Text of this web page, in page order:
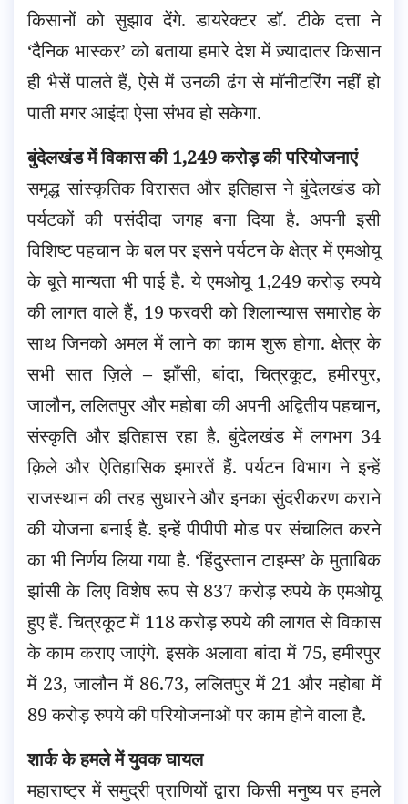
किसानों को सुझाव देंगे. डायरेक्टर डॉ. टीके दत्ता ने
‘दैनिक भास्कर’ को बताया हमारे देश में ज़्यादातर किसान
ही भैसें पालते हैं, ऐसे में उनकी ढंग से मॉनीटरिंग नहीं हो
पाती मगर आइंदा ऐसा संभव हो सकेगा.
बुंदेलखंड में विकास की 1,249 करोड़ की परियोजनाएं
समृद्ध सांस्कृतिक विरासत और इतिहास ने बुंदेलखंड को
पर्यटकों की पसंदीदा जगह बना दिया है. अपनी इसी
विशिष्ट पहचान के बल पर इसने पर्यटन के क्षेत्र में एमओयू
के बूते मान्यता भी पाई है. ये एमओयू 1,249 करोड़ रुपये
की लागत वाले हैं, 19 फरवरी को शिलान्यास समारोह के
साथ जिनको अमल में लाने का काम शुरू होगा. क्षेत्र के
सभी सात ज़िले – झाँसी, बांदा, चित्रकूट, हमीरपुर,
जालौन, ललितपुर और महोबा की अपनी अद्वितीय पहचान,
संस्कृति और इतिहास रहा है. बुंदेलखंड में लगभग 34
क़िले और ऐतिहासिक इमारतें हैं. पर्यटन विभाग ने इन्हें
राजस्थान की तरह सुधारने और इनका सुंदरीकरण कराने
की योजना बनाई है. इन्हें पीपीपी मोड पर संचालित करने
का भी निर्णय लिया गया है. ‘हिंदुस्तान टाइम्स’ के मुताबिक
झांसी के लिए विशेष रूप से 837 करोड़ रुपये के एमओयू
हुए हैं. चित्रकूट में 118 करोड़ रुपये की लागत से विकास
के काम कराए जाएंगे. इसके अलावा बांदा में 75, हमीरपुर
में 23, जालौन में 86.73, ललितपुर में 21 और महोबा में
89 करोड़ रुपये की परियोजनाओं पर काम होने वाला है.
शार्क के हमले में युवक घायल
महाराष्ट्र में समुद्री प्राणियों द्वारा किसी मनुष्य पर हमले